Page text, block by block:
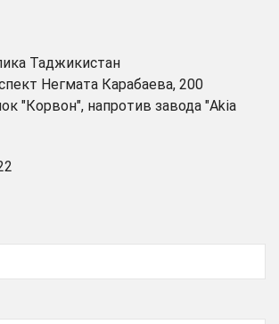
Таджикистан
Негмата Карабаева, 200
"Корвон", напротив завода "Akia